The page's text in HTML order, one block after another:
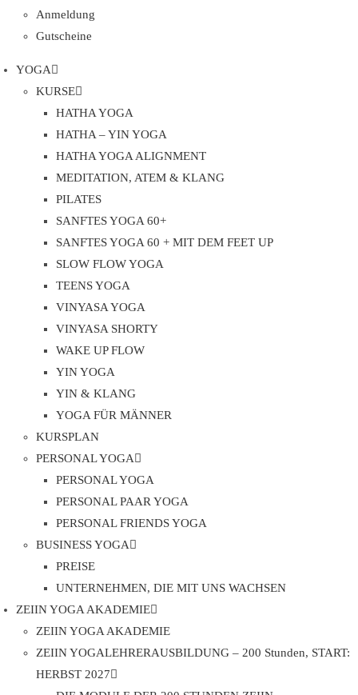
Anmeldung
Gutscheine
YOGA
KURSE
HATHA YOGA
HATHA – YIN YOGA
HATHA YOGA ALIGNMENT
MEDITATION, ATEM & KLANG
PILATES
SANFTES YOGA 60+
SANFTES YOGA 60 + MIT DEM FEET UP
SLOW FLOW YOGA
TEENS YOGA
VINYASA YOGA
VINYASA SHORTY
WAKE UP FLOW
YIN YOGA
YIN & KLANG
YOGA FÜR MÄNNER
KURSPLAN
PERSONAL YOGA
PERSONAL YOGA
PERSONAL PAAR YOGA
PERSONAL FRIENDS YOGA
BUSINESS YOGA
PREISE
UNTERNEHMEN, DIE MIT UNS WACHSEN
ZEIIN YOGA AKADEMIE
ZEIIN YOGA AKADEMIE
ZEIIN YOGALEHRERAUSBILDUNG – 200 Stunden, START:
HERBST 2027